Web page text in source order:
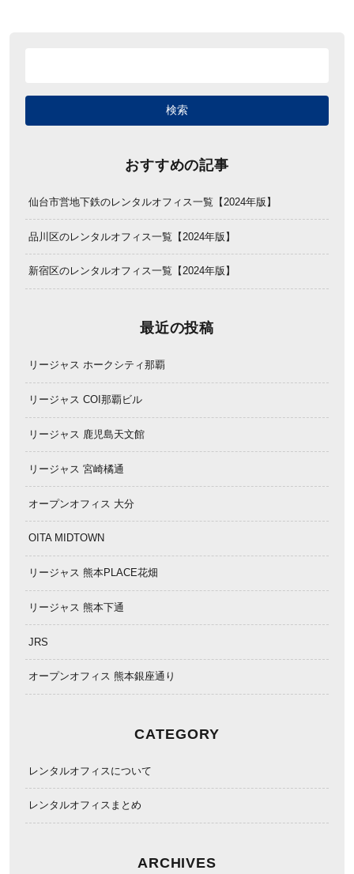
おすすめの記事
仙台市営地下鉄のレンタルオフィス一覧【2024年版】
品川区のレンタルオフィス一覧【2024年版】
新宿区のレンタルオフィス一覧【2024年版】
最近の投稿
リージャス ホークシティ那覇
リージャス COI那覇ビル
リージャス 鹿児島天文館
リージャス 宮崎橘通
オープンオフィス 大分
OITA MIDTOWN
リージャス 熊本PLACE花畑
リージャス 熊本下通
JRS
オープンオフィス 熊本銀座通り
CATEGORY
レンタルオフィスについて
レンタルオフィスまとめ
ARCHIVES